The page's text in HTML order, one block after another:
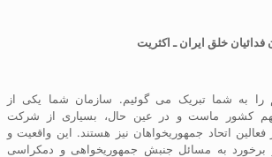
فدائیان خلق ایران ـ اکثریت
را به شما تبریک می گوئیم. سازمان شما یکی از
مهم کشور ماست و در عین حال، بسیاری از شرکت
فعالین اتحاد جمهوریخواهان نیز هستند. این واقعیت و
برخورد به مسائل جنبش جمهوریخواهی و دمکراسی